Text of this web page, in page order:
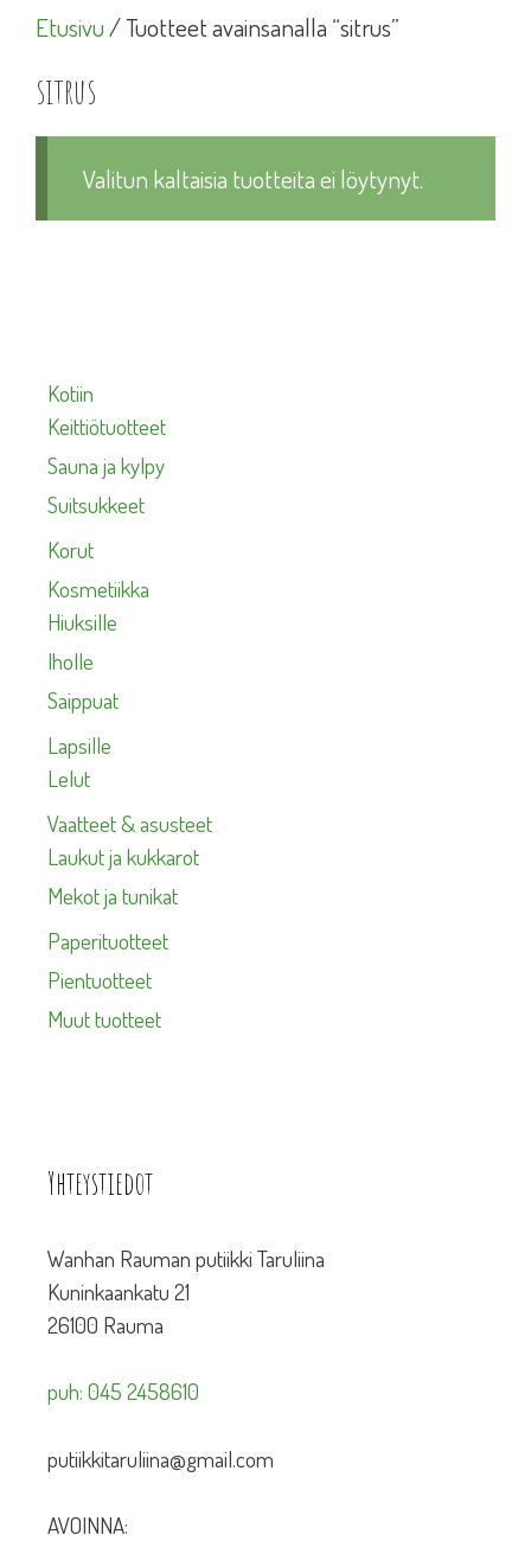
Etusivu/ Tuotteet avainsanalla “sitrus”
sitrus
Valitun kaltaisia tuotteita ei löytynyt.
Kotiin
Keittiötuotteet
Sauna ja kylpy
Suitsukkeet
Korut
Kosmetiikka
Hiuksille
Iholle
Saippuat
Lapsille
Lelut
Vaatteet & asusteet
Laukut ja kukkarot
Mekot ja tunikat
Paperituotteet
Pientuotteet
Muut tuotteet
Yhteystiedot
Wanhan Rauman putiikki Taruliina
Kuninkaankatu 21
26100 Rauma
puh: 045 2458610
putiikkitaruliina@gmail.com
AVOINNA: